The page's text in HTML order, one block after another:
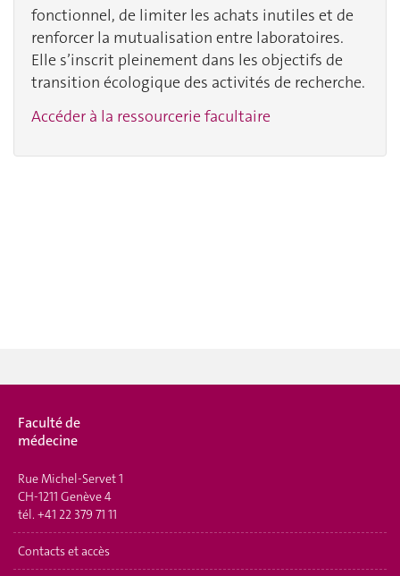
fonctionnel, de limiter les achats inutiles et de
renforcer la mutualisation entre laboratoires.
Elle s’inscrit pleinement dans les objectifs de
transition écologique des activités de recherche.
Accéder à la ressourcerie facultaire
Faculté de
médecine
Rue Michel-Servet 1
CH-1211 Genève 4
tél. +41 22 379 71 11
Contacts et accès